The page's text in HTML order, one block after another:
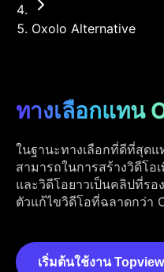
Oxolo Alternative
ทางเลือกแทน
ในฐานะทางเลือกที่ดีที่สุด
สามารถในการสร้างวิดีโอ
และวิดีโอยาวเป็นคลิปที่ร
ตัวแก้ไขวิดีโอที่ฉลาดกว่า
เริ่มต้นใช้งาน Topview